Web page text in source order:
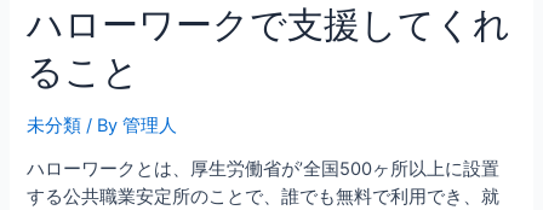
ハローワークで支援してくれ
ること
未分類 / By管理人
ハローワークとは、厚生労働省が’全国500ヶ所以上に設置
する公共職業安定所のことで、誰でも無料で利用でき、就